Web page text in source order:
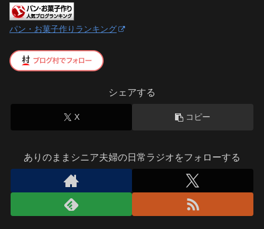
パン・お菓子作りランキング
シェアする
X コピー
ありのままシニア夫婦の日常ラジオをフォローする